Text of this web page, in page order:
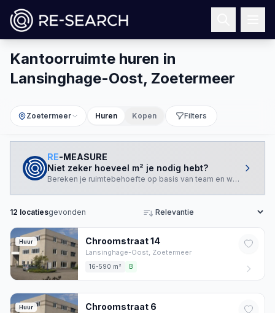
Kantoorruimte huren in
Lansinghage-Oost, Zoetermeer
Zoetermeer Huren Kopen Filters
RE-MEASURE
Niet zeker hoeveel m² je nodig hebt?
Bereken je ruimtebehoefte op basis van team en werkstijl.
12 locatiesgevonden Sorteren
Huur Chroomstraat14
Lansinghage-Oost, Zoetermeer
16-590 m² B
Huur Chroomstraat 6